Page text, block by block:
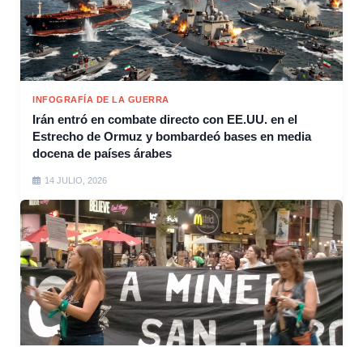
INFOGRAFÍA DE LA GUERRA
Irán entró en combate directo con EE.UU. en el
Estrecho de Ormuz y bombardeó bases en media
docena de países árabes
14 JULIO, 2026